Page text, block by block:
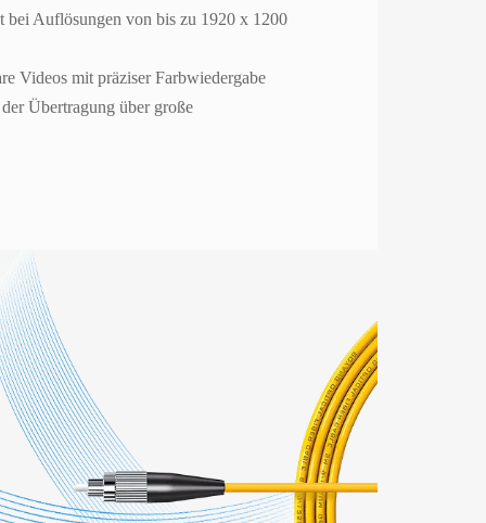
Auflösungen von bis zu 1920 x 1200
Videos mit präziser Farbwiedergabe
Übertragung über große